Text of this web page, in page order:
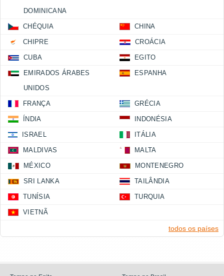
DOMINICANA
CHÉQUIA CHINA
CHIPRE CROÁCIA
CUBA EGITO
EMIRADOS ÁRABES
UNIDOS
ESPANHA
FRANÇA GRÉCIA
ÍNDIA INDONÉSIA
ISRAEL ITÁLIA
MALDIVAS MALTA
MÉXICO MONTENEGRO
SRI LANKA TAILÂNDIA
TUNÍSIA TURQUIA
VIETNÃ
todos os países